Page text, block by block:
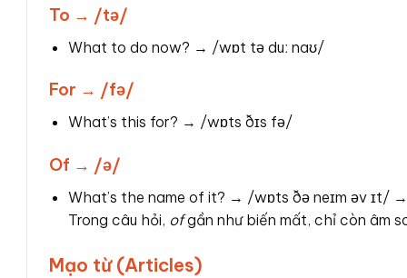
To → /tə/
What to do now? → /wɒt tə duː naʊ/
For → /fə/
What’s this for? → /wɒts ðɪs fə/
Of → /ə/
What’s the name of it? → /wɒts ðə neɪm əv ɪt/
Trong câu hỏi, ofgần như biến mất, chỉ còn âm
Mạo từ (Articles)